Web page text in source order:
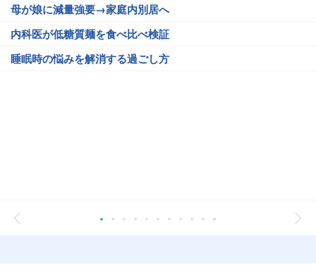
母が娘に減量強要→家庭内別居へ
内科医が低糖質麺を食べ比べ検証
睡眠時の悩みを解消する過ごし方